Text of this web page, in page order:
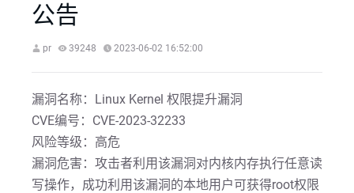
公告
pr 39248 2023-06-02 16:52:00
漏洞名称：Linux Kernel 权限提升漏洞
CVE编号：CVE-2023-32233
风险等级：高危
漏洞危害：攻击者利用该漏洞对内核内存执行任意读
写操作，成功利用该漏洞的本地用户可获得root权限